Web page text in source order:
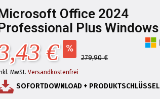
Office 2024
Plus Windows
€ 279,90 €
MwSt. Versandkostenfrei
SOFORTDOWNLOAD + PRODUKTSCHLÜSSEL